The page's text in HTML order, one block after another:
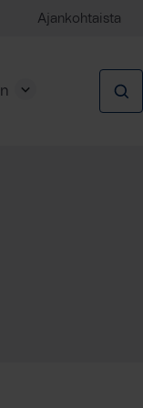
Ajankohtaista